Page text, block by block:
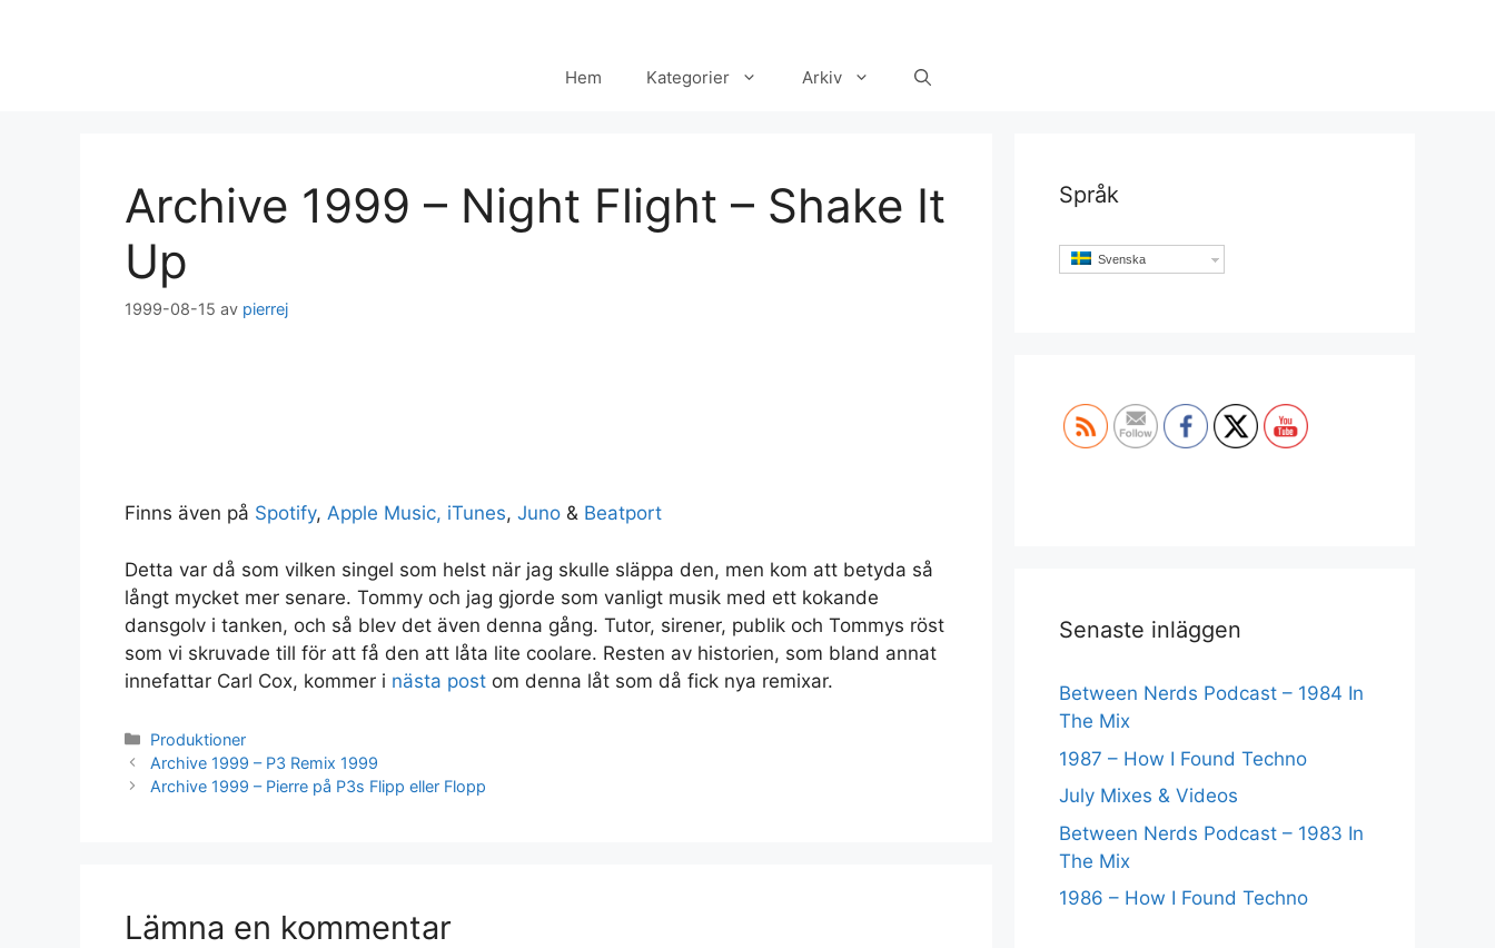
Hem Kategorier Arkiv
Archive 1999 – Night Flight – Shake It
Up
1999-08-15 av pierrej
Finns även på Spotify, Apple Music, iTunes, Juno & Beatport
Detta var då som vilken singel som helst när jag skulle släppa den, men kom att betyda så
långt mycket mer senare. Tommy och jag gjorde som vanligt musik med ett kokande
dansgolv i tanken, och så blev det även denna gång. Tutor, sirener, publik och Tommys röst
som vi skruvade till för att få den att låta lite coolare. Resten av historien, som bland annat
innefattar Carl Cox, kommer i nästa post om denna låt som då fick nya remixar.
Kategorier
Produktioner
Archive 1999 – P3 Remix 1999
Archive 1999 – Pierre på P3s Flipp eller Flopp
Lämna en kommentar
Språk
Svenska
Senaste inläggen
Between Nerds Podcast – 1984 In
The Mix
1987 – How I Found Techno
July Mixes & Videos
Between Nerds Podcast – 1983 In
The Mix
1986 – How I Found Techno